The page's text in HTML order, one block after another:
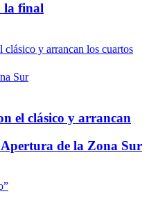
la final
el clásico y arrancan
de la Zona Sur